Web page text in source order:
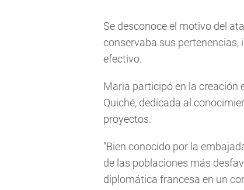
Se desconoce el motivo del
conservaba sus
efectivo.
Maria participó en la creación
Quiché, dedicada al
proyectos.
"Bien conocido por la
de las poblaciones más
diplomática francesa en un